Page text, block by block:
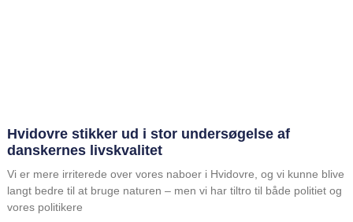
Hvidovre stikker ud i stor undersøgelse af
danskernes livskvalitet
Vi er mere irriterede over vores naboer i Hvidovre, og vi kunne blive
langt bedre til at bruge naturen – men vi har tiltro til både politiet og
vores politikere